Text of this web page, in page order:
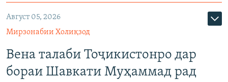
Август 05, 2026
Мирзонабии Холиқзод
Вена талаби Тоҷикистонро дар
бораи Шавкати Муҳаммад рад